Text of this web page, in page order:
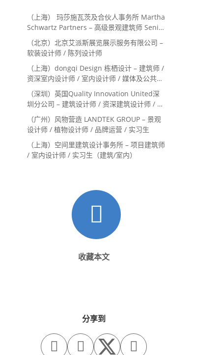
（上海） 玛莎施瓦茨及合伙人事务所 Martha
Schwartz Partners – 高级景观建筑师 Senior
Landscape Designer / 景观建筑师
Landscape Designer
（北京）北京艾派斯展览展示服务有限公司 –
软装设计师 / 陈列设计师
（上海）dongqi Design 栋栖设计 – 建筑师 /
资深室内设计师 / 室内设计师 / 媒体及公共关
系主管 / 设计实习生（常年招聘）
（深圳）英国Quality Innovation United深
圳分公司 – 建筑设计师 / 资深建筑设计师 / 室
内设计师 / 设计实习生
（广州）风物营造 LANDTEK GROUP – 景观
设计师 / 植物设计师 / 品牌运营 / 实习生
（上海）空间里建筑设计事务所 – 项目建筑师
/ 室内设计师 / 实习生（建筑/室内）
收藏本文
分享到
  